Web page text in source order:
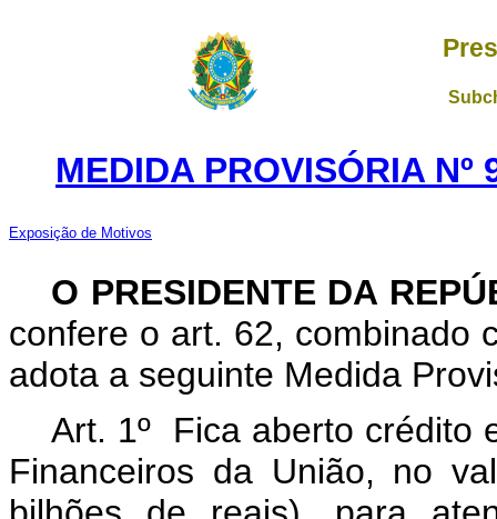
MEDIDA PROVISÓRIA Nº
Exposição de Motivos
O PRESIDENTE DA
confere o art. 62, combinado
adota a seguinte Medida
Art. 1º Fica aberto crédito
Financeiros da União, no